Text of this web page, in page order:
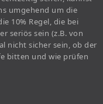
umgehend um die
10% Regel, die bei
seriös sein (z.B. von
nicht sicher sein, ob der
bitten und wie prüfen